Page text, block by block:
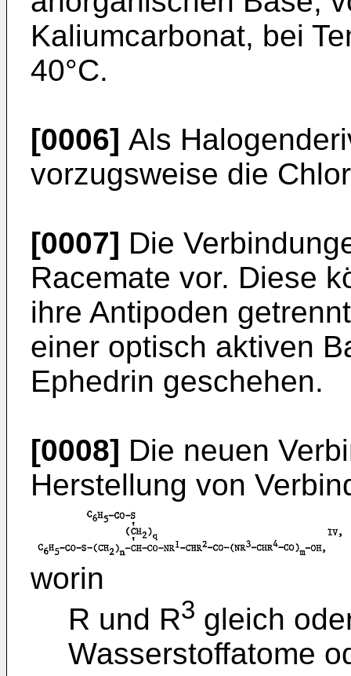
Kaliumcarbonat, bei
40°C.
[0006] Als
vorzugsweise die
[0007] Die
Racemate vor. Diese
ihre Antipoden
einer optisch aktiven
Ephedrin geschehen.
[0008] Die neuen
Herstellung von
worin
R und R3 gleich
Wasserstoffatome